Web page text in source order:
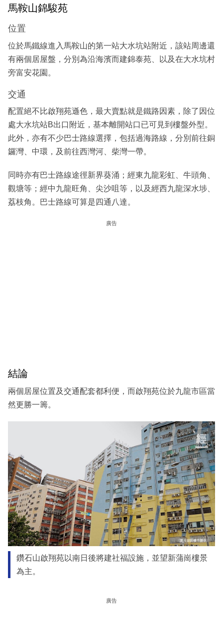
馬鞍山錦駿苑
位置
位於馬鐵線進入馬鞍山的第一站大水坑站附近，該站周邊還
有兩個居屋盤，分別為沿海濱而建錦泰苑、以及在大水坑村
旁富安花園。
交通
配置絕不比啟翔苑遜色，最大賣點就是鐵路因素，除了因位
處大水坑站B出口附近，基本離開站口已可見到樓盤外型。
此外，亦有不少巴士路線選擇，包括過海路線，分別前往銅
鑼灣、中環，及前往西灣河、柴灣一帶。
同時亦有巴士路線途徑新界葵涌；經東九龍彩虹、牛頭角、
觀塘等；經中九龍旺角、尖沙咀等，以及經西九龍深水埗、
荔枝角。巴士路線可算是四通八達。
廣告
結論
兩個居屋位置及交通配套都利便，而啟翔苑位於九龍市區當
然更勝一籌。
鑽石山啟翔苑以南日後將建社福設施，並望新蒲崗樓景
為主。
廣告